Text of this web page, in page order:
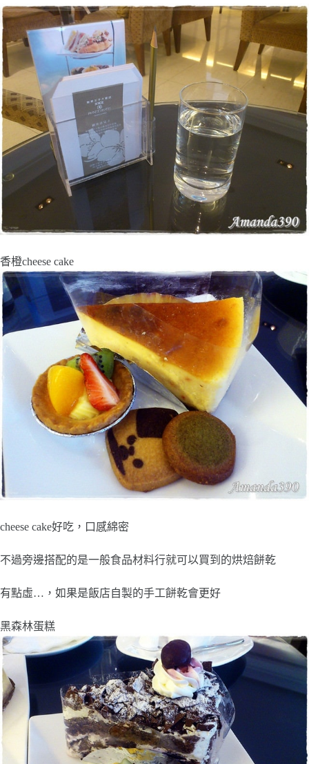
香橙cheese cake
cheese cake好吃，口感綿密
不過旁邊搭配的是一般食品材料行就可以買到的烘焙餅乾
有點虛…，如果是飯店自製的手工餅乾會更好
黑森林蛋糕